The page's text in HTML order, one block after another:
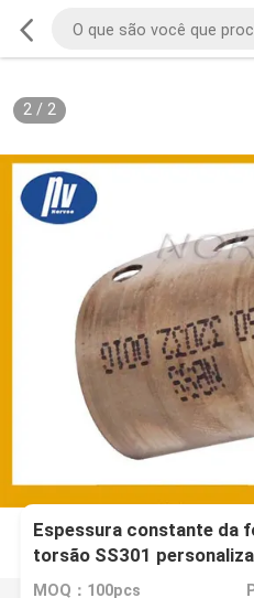
2/ 2
Espessura constante da
torsão SS301
MOQ：100pcs